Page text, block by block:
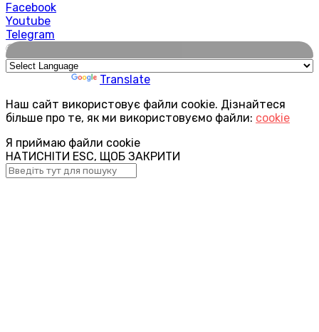
Facebook
Youtube
Telegram
🌍
Translate
Наш сайт використовує файли cookie. Дізнайтеся
більше про те, як ми використовуємо файли: cookie
Я приймаю файли cookie
НАТИСНІТИ ESC, ЩОБ ЗАКРИТИ